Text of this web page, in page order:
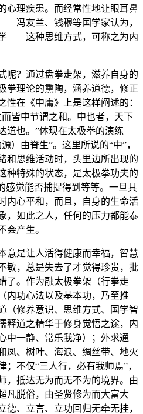
心理疾患。而经常性地让眼耳鼻
冯友兰、钱穆等国学家认为，
——这种思维方式，可称之为内
呢？通过盘拳走架，滋养自身的
拳理论的熏陶，涵养道德，修正
性在《中庸》上是这样阐述的：
皆中节谓之和。中也者，天下
道也。”体现在太极拳的演练
）由脊生”。这里所说的“中”，
和思维活动时，头里边所出现的
种特殊的状态，是太极拳功夫的
感觉能否捕捉得到等等。一旦具
内心平和，而且，自身的生命活
，如此之人，任何的压力都能泰
会产生。
意是让人活得健康而幸福，智慧
敏，总是失去了才觉得珍贵，批
了。作为融太极拳架（行拳走
内功心法以及基本功，乃至推
（修养意识、思维方式、国学智
释道之精华于修身觉悟之途，内
中一静、常乐我净）；外求通
凤、树叶、海浪、绸丝带、地火
不仅“三人行，必有我师焉”，
，抵达无为而无不为的境界。由
凡脱俗，由圣贤修为而大富大
德、立言、立功回归无牵无挂，